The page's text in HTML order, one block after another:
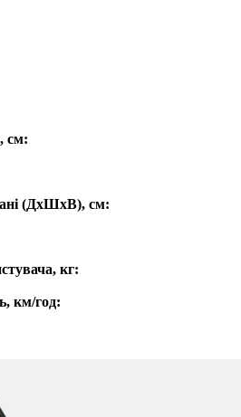
см:
(ДхШхВ), см:
кг:
км/год: